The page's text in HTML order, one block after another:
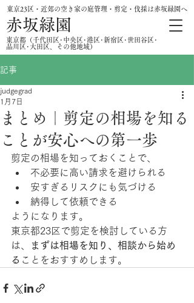
東京23区・近郊の空き家の庭管理・剪定・伐採は赤坂緑園へ
赤坂緑園
​東京都（千代田区･中央区･港区･新宿区･世田谷区･
品川区･大田区、その他地域）
記事
まとめ｜剪定の相場を知る
ことが安心への第一歩
judgegrad
1月7日
剪定の相場を知っておくことで、
不必要に高い請求を避けられる
安すぎるリスクにも気づける
納得して依頼できる
ようになります。
東京都23区で剪定を検討している方
は、
まずは相場を知り、相談から始め
る ことをおすすめします。